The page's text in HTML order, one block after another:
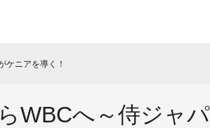
ケニアを導く！
WBCへ～侍ジャ